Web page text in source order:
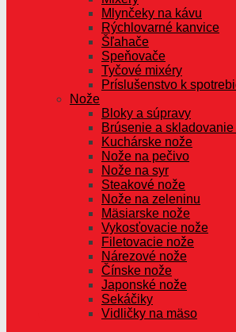
Mlynčeky na kávu
Rýchlovarné kanvice
Šľahače
Speňovače
Tyčové mixéry
Príslušenstvo k
Nože
Bloky a súpravy
Brúsenie a
Kuchárske nože
Nože na pečivo
Nože na syr
Steakové nože
Nože na zeleninu
Mäsiarske nože
Vykosťovacie nože
Filetovacie nože
Nárezové nože
Čínske nože
Japonské nože
Sekáčiky
Vidličky na mäso